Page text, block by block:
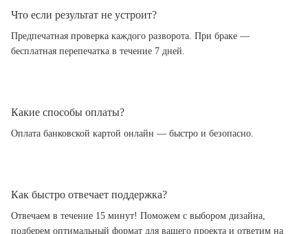
Что если результат не устроит?
Предпечатная проверка каждого разворота. При браке —
бесплатная перепечатка в течение 7 дней.
Какие способы оплаты?
Оплата банковской картой онлайн — быстро и безопасно.
Как быстро отвечает поддержка?
Отвечаем в течение 15 минут! Поможем с выбором дизайна,
подберем оптимальный формат для вашего проекта и ответим на